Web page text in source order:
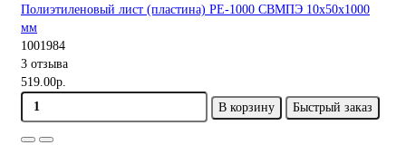
Полиэтиленовый лист (пластина) PE-1000 СВМПЭ 10х50х1000
мм
1001984
3 отзыва
519.00р.
В корзину
Быстрый заказ